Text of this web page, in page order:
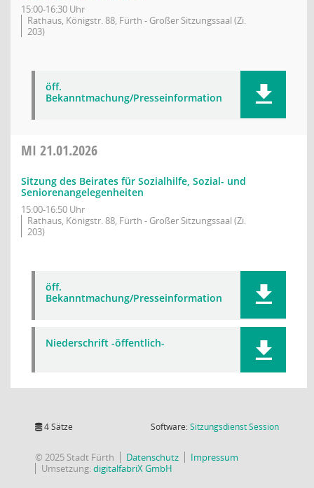
15:00-16:30 Uhr
Rathaus, Königstr. 88, Fürth - Großer Sitzungssaal (Zi.
203)
öff.
Bekanntmachung/Presseinformation
MI 21.01.2026
Sitzung des Beirates für Sozialhilfe, Sozial- und
Seniorenangelegenheiten
15:00-16:50 Uhr
Rathaus, Königstr. 88, Fürth - Großer Sitzungssaal (Zi.
203)
öff.
Bekanntmachung/Presseinformation
Niederschrift -öffentlich-
4 Sätze Software:SitzungsdienstSession(Wird in
© 2025 Stadt Fürth Datenschutz
Impressum
Umsetzung:digitalfabriX GmbH